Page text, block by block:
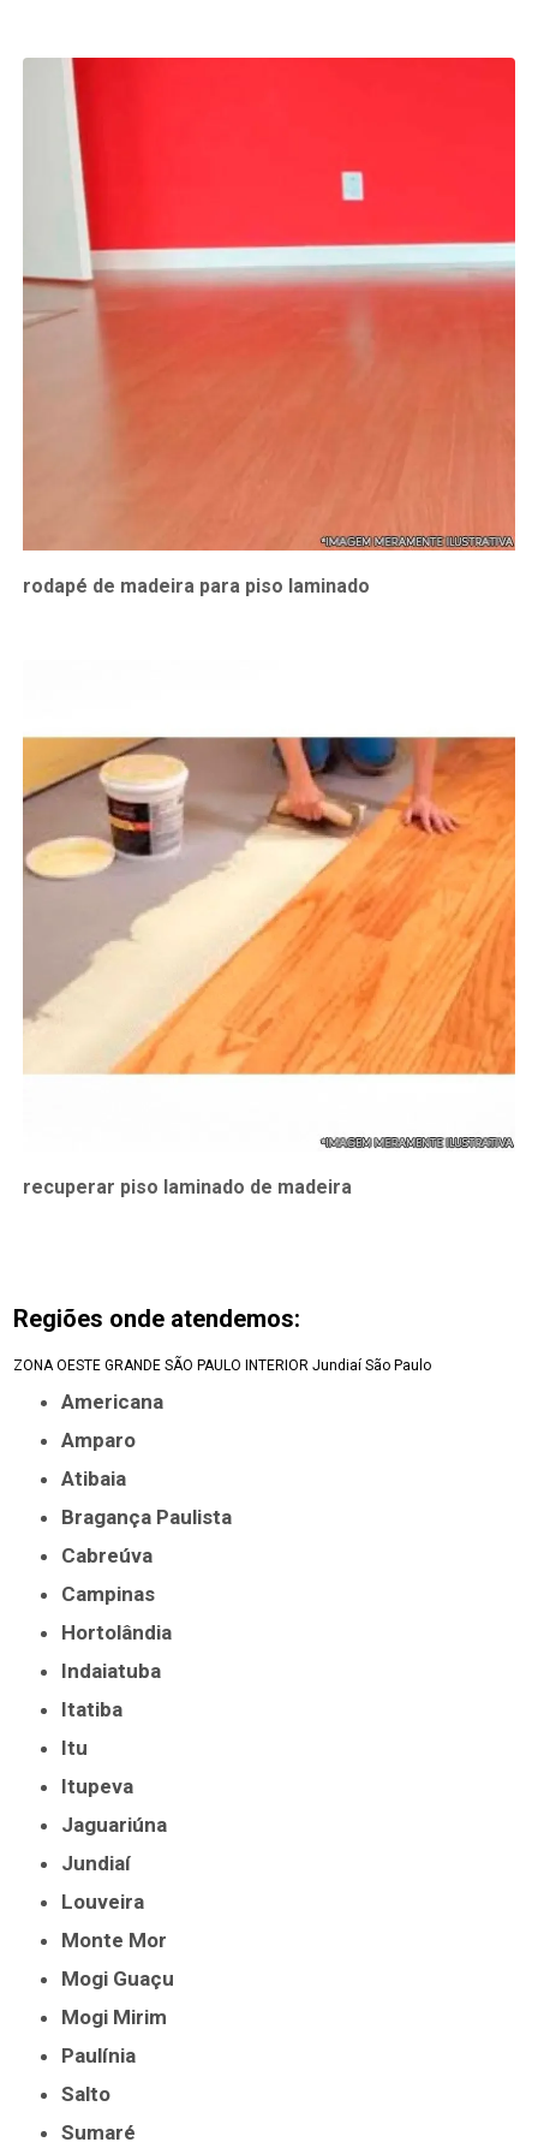
rodapé de madeira para piso laminado
recuperar piso laminado de madeira
Regiões onde atendemos:
ZONA OESTE GRANDE SÃO PAULO INTERIOR Jundiaí São Paulo
Americana
Amparo
Atibaia
Bragança Paulista
Cabreúva
Campinas
Hortolândia
Indaiatuba
Itatiba
Itu
Itupeva
Jaguariúna
Jundiaí
Louveira
Monte Mor
Mogi Guaçu
Mogi Mirim
Paulínia
Salto
Sumaré